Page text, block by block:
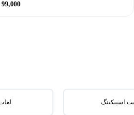
99,000
اسپیکینگ